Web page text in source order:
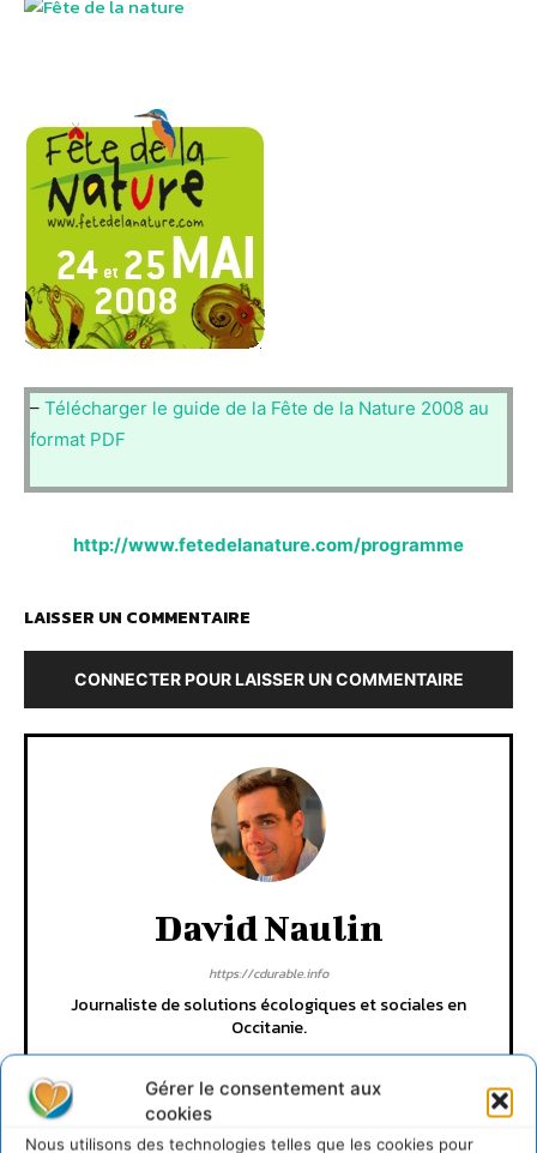
Gérer le consentement aux
cookies
Nous utilisons des technologies telles que les cookies pour
– Télécharger le guide de la Fête de la Nature 2008 au
format PDF
http://www.fetedelanature.com/programme
LAISSER UN COMMENTAIRE
CONNECTER POUR LAISSER UN COMMENTAIRE
David Naulin
https://cdurable.info
Journaliste de solutions écologiques et sociales en
Occitanie.